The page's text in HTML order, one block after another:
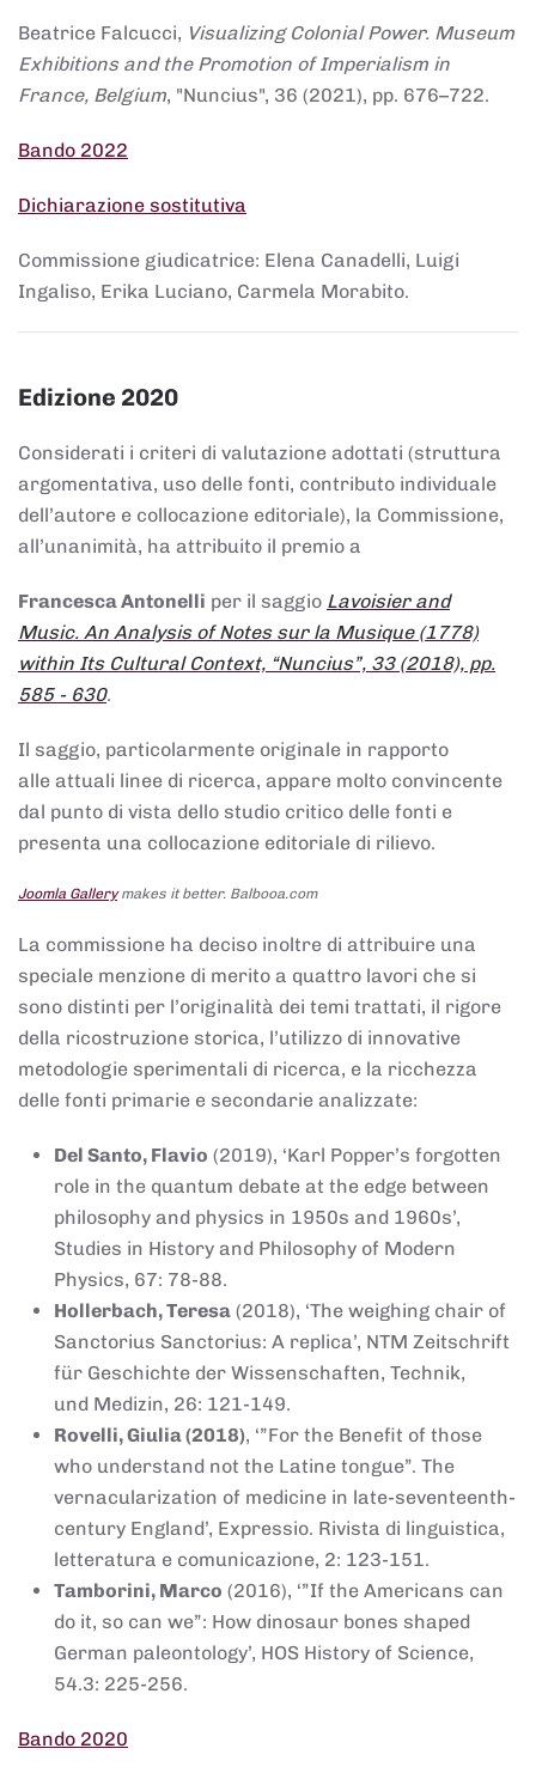
Beatrice Falcucci, Visualizing Colonial Power. Museum
Exhibitions and the Promotion of Imperialism in
France, Belgium, "Nuncius", 36 (2021), pp. 676–722.
Bando 2022
Dichiarazione sostitutiva
Commissione giudicatrice: Elena Canadelli, Luigi
Ingaliso, Erika Luciano, Carmela Morabito.
Edizione 2020
Considerati i criteri di valutazione adottati (struttura
argomentativa, uso delle fonti, contributo individuale
dell’autore e collocazione editoriale), la Commissione,
all’unanimità, ha attribuito il premio a
Francesca Antonelli per il saggio Lavoisier and
Music. An Analysis of Notes sur la Musique (1778)
within Its Cultural Context, “Nuncius”, 33 (2018), pp.
585 - 630.
Il saggio, particolarmente originale in rapporto
alle attuali linee di ricerca, appare molto convincente
dal punto di vista dello studio critico delle fonti e
presenta una collocazione editoriale di rilievo.
Joomla Gallerymakes it better. Balbooa.com
La commissione ha deciso inoltre di attribuire una
speciale menzione di merito a quattro lavori che si
sono distinti per l’originalità dei temi trattati, il rigore
della ricostruzione storica, l’utilizzo di innovative
metodologie sperimentali di ricerca, e la ricchezza
delle fonti primarie e secondarie analizzate:
Del Santo, Flavio (2019), ‘Karl Popper’s forgotten
role in the quantum debate at the edge between
philosophy and physics in 1950s and 1960s’,
Studies in History and Philosophy of Modern
Physics, 67: 78-88.
Hollerbach, Teresa (2018), ‘The weighing chair of
Sanctorius Sanctorius: A replica’, NTM Zeitschrift
für Geschichte der Wissenschaften, Technik,
und Medizin, 26: 121-149.
Rovelli, Giulia (2018), ‘”For the Benefit of those
who understand not the Latine tongue”. The
vernacularization of medicine in late-seventeenth-
century England’, Expressio. Rivista di linguistica,
letteratura e comunicazione, 2: 123-151.
Tamborini, Marco (2016), ‘”If the Americans can
do it, so can we”: How dinosaur bones shaped
German paleontology’, HOS History of Science,
54.3: 225-256.
Bando 2020